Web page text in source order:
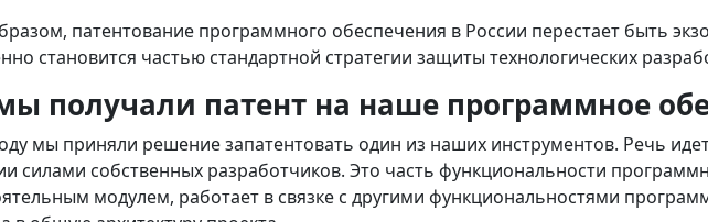
патентование программного обеспечения в России перестает быть
становится частью стандартной стратегии защиты технологических
получали патент на наше программное
мы приняли решение запатентовать один из наших инструментов. Речь
силами собственных разработчиков. Это часть функциональности
модулем, работает в связке с другими функциональностями